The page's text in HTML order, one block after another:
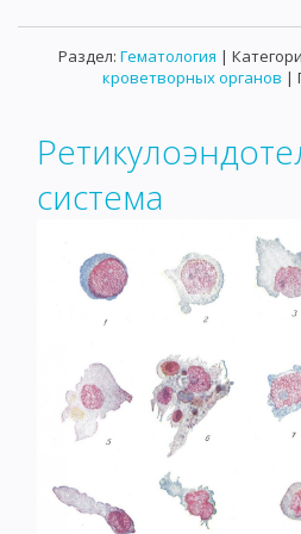
Раздел: Гематология |
кроветворных органов |
система